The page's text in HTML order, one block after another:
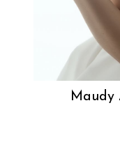
Maudy